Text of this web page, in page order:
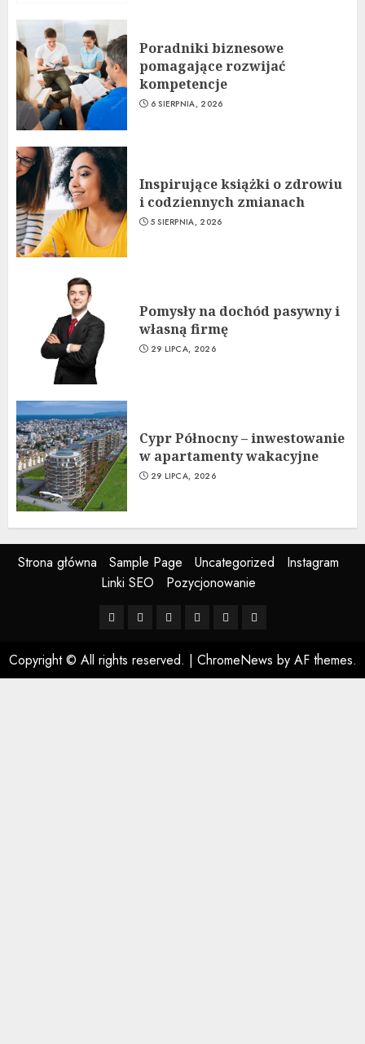
Poradniki biznesowe
pomagające rozwijać
kompetencje
6 SIERPNIA, 2026
Inspirujące książki o zdrowiu
i codziennych zmianach
5 SIERPNIA, 2026
Pomysły na dochód pasywny i
własną firmę
29 LIPCA, 2026
Cypr Północny – inwestowanie
w apartamenty wakacyjne
29 LIPCA, 2026
Strona główna Sample Page Uncategorized
Instagram
Linki SEO
Pozycjonowanie
StronaSampleUncategorized
Instagram
LinkiPozycjonowanie
Copyright © All rights reserved. | ChromeNews by AF themes.